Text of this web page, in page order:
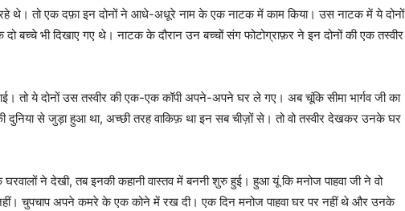
रहे थे। तो एक दफ़ा इन दोनों ने आधे-अधूरे नाम के एक नाटक में काम किया। उस नाटक में ये दोनों
बच्चे भी दिखाए गए थे। नाटक के दौरान उन बच्चों संग फोटोग्राफ़र ने इन दोनों की एक तस्वीर
तो ये दोनों उस तस्वीर की एक-एक कॉपी अपने-अपने घर ले गए। अब चूंकि सीमा भार्गव जी का
दुनिया से जुड़ा हुआ था, अच्छी तरह वाकिफ़ था इन सब चीज़ों से। तो वो तस्वीर देखकर उनके घर
घरवालों ने देखी, तब इनकी कहानी वास्तव में बननी शुरु हुई। हुआ यूं कि मनोज पाहवा जी ने वो
चुपचाप अपने कमरे के एक कोने में रख दी। एक दिन मनोज पाहवा घर पर नहीं थे और उनके